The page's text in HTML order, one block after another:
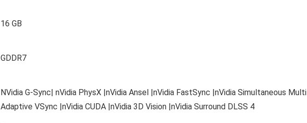
16 GB
GDDR7
NVidia G-Sync| nVidia PhysX |nVidia Ansel |nVidia FastSync |nVidia Simultaneous
Adaptive VSync |nVidia CUDA |nVidia 3D Vision |nVidia Surround DLSS 4